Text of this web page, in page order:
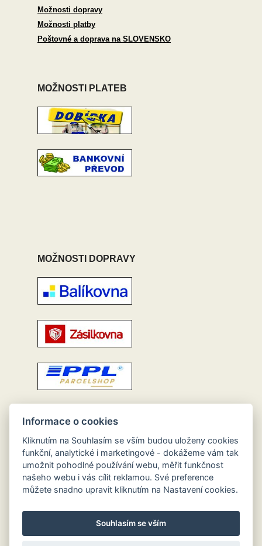
Možnosti dopravy
Možnosti platby
Poštovné a doprava na SLOVENSKO
MOŽNOSTI PLATEB
MOŽNOSTI DOPRAVY
Informace o cookies
Kliknutím na Souhlasím se vším budou uloženy cookies
funkční, analytické i marketingové - dokážeme vám tak
umožnit pohodlné používání webu, měřit funkčnost
našeho webu i vás cílit reklamou. Své preference
můžete snadno upravit kliknutím na Nastavení cookies.
Souhlasím se vším